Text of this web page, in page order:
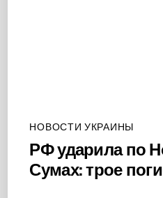
НОВОСТИ УКРАИНЫ
РФ ударила по
Сумах: трое